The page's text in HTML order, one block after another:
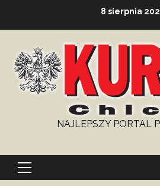
8 sierpnia
NAJLEPSZY PORTAL
Primary